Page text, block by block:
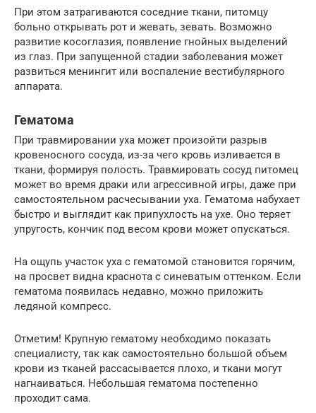
При этом затрагиваются соседние ткани, питомцу
больно открывать рот и жевать, зевать. Возможно
развитие косоглазия, появление гнойных выделений
из глаз. При запущенной стадии заболевания может
развиться менингит или воспаление вестибулярного
аппарата.
Гематома
При травмировании уха может произойти разрыв
кровеносного сосуда, из-за чего кровь изливается в
ткани, формируя полость. Травмировать сосуд питомец
может во время драки или агрессивной игры, даже при
самостоятельном расчесывании уха. Гематома набухает
быстро и выглядит как припухлость на ухе. Оно теряет
упругость, кончик под весом крови может опускаться.
На ощупь участок уха с гематомой становится горячим,
на просвет видна краснота с синеватым оттенком. Если
гематома появилась недавно, можно приложить
ледяной компресс.
Отметим! Крупную гематому необходимо показать
специалисту, так как самостоятельно большой объем
крови из тканей рассасывается плохо, и ткани могут
нагнаиваться. Небольшая гематома постепенно
проходит сама.